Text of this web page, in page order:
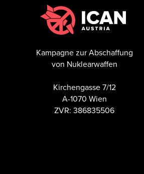
Kampagne zur Abschaffung
von Nuklearwaffen
Kirchengasse 7/12
A-1070 Wien
ZVR: 386835506